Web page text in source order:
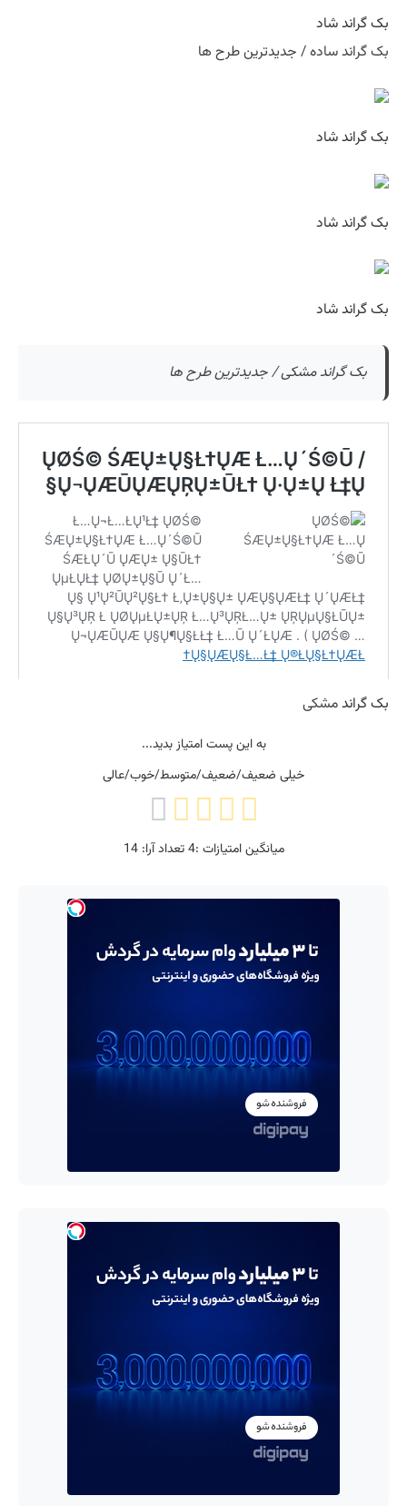
بک گراند شاد
بک گراند ساده / جدیدترین طرح ها
بک گراند شاد
بک گراند شاد
بک گراند شاد
بک گراند مشکی / جدیدترین طرح ها
بک گراندمشکی
به این پست امتیاز بدید...
خیلی ضعیف/ضعیف/متوسط/خوب/عالی
میانگین امتیازات :4تعداد آرا:14